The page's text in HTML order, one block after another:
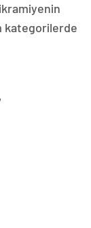
kategorilerde